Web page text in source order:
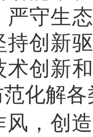
严守生
持创新
术创新
化解
风，创